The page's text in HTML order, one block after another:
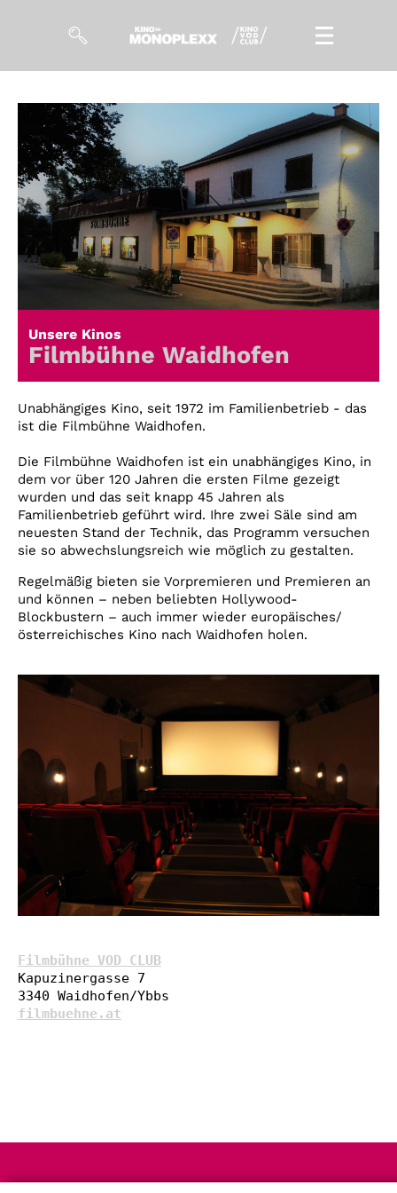
Filme
Magazin
Kuratierungen
Events
So geht’s
Filmpakete
Gutscheine
& Filmpässe
Account
Unsere Kinos
Filmbühne Waidhofen
Unabhängiges Kino, seit 1972 im Familienbetrieb - das
ist die Filmbühne Waidhofen.
Die Filmbühne Waidhofen ist ein unabhängiges Kino, in
dem vor über 120 Jahren die ersten Filme gezeigt
wurden und das seit knapp 45 Jahren als
Familienbetrieb geführt wird. Ihre zwei Säle sind am
neuesten Stand der Technik, das Programm versuchen
sie so abwechslungsreich wie möglich zu gestalten.
Regelmäßig bieten sie Vorpremieren und Premieren an
und können – neben beliebten Hollywood-
Blockbustern – auch immer wieder europäisches/
österreichisches Kino nach Waidhofen holen.
Filmbühne VOD CLUB
Kapuzinergasse 7
filmbuehne.at